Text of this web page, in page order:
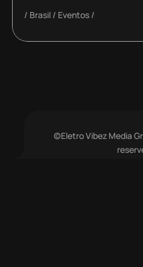
Brasil Eventos
©Eletro Vibez Media